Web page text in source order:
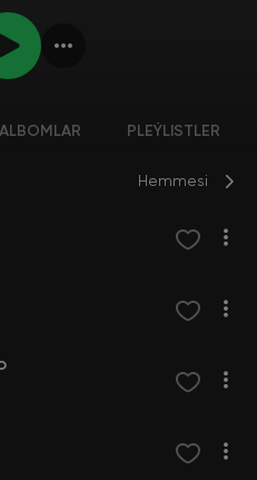
ALBOMLAR PLEÝLISTLER
Hemmesi